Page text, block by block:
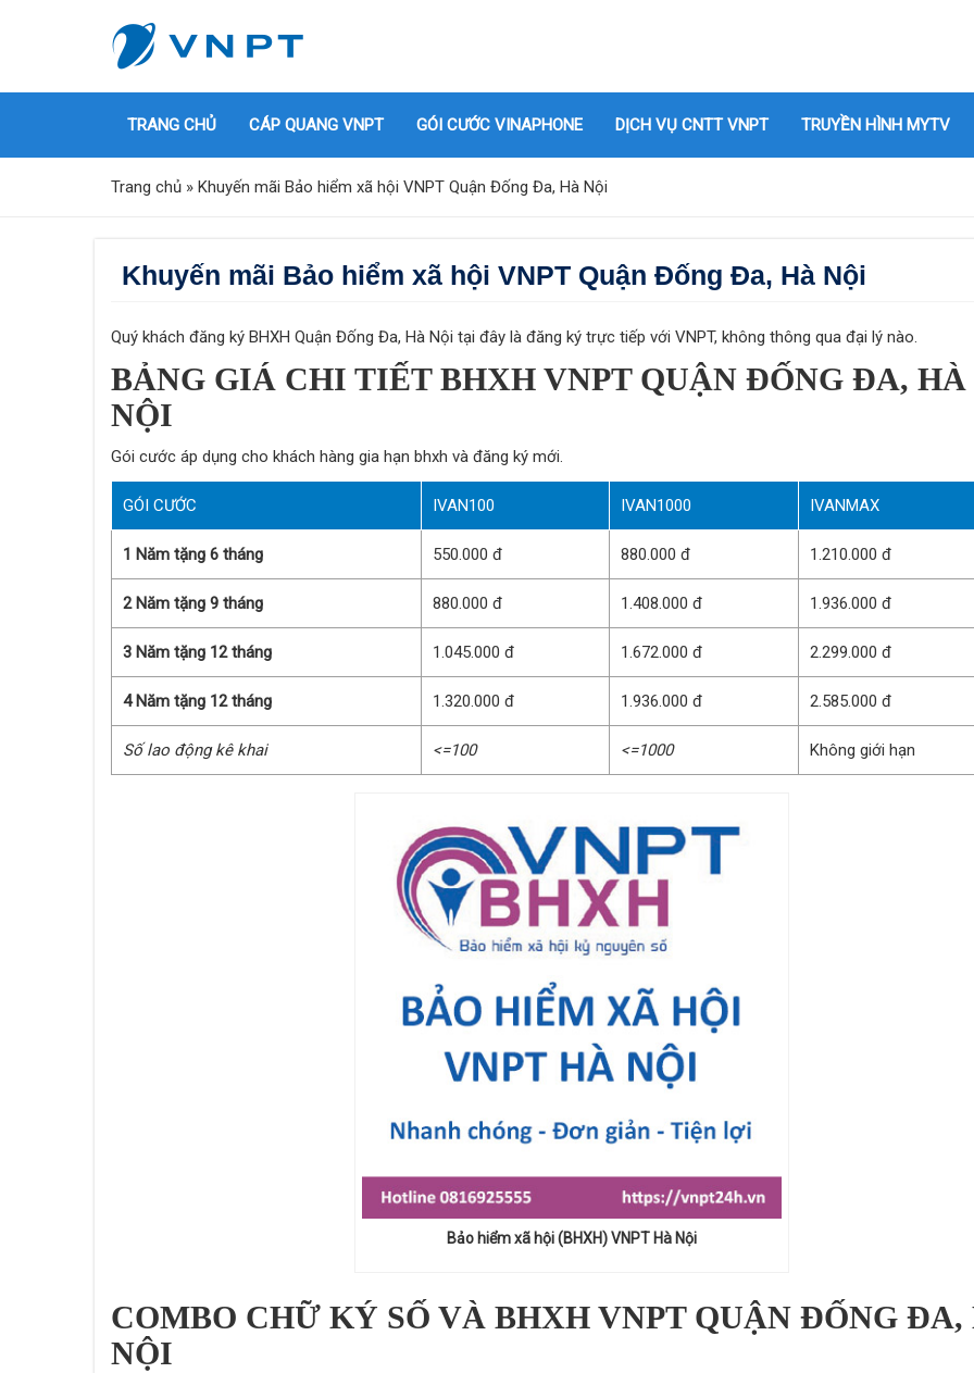
TRANG CHỦ CÁP QUANG VNPT GÓI CƯỚC VINAPHONE DỊCH VỤ CNTT VNPT TRUYỀN HÌNH MYTV
Trang chủ » Khuyến mãi Bảo hiểm xã hội VNPT Quận Đống Đa, Hà Nội
Khuyến mãi Bảo hiểm xã hội VNPT Quận Đống Đa, Hà Nội
Quý khách đăng ký BHXH Quận Đống Đa, Hà Nội tại đây là đăng ký trực tiếp với VNPT, không thông qua đại lý nào.
BẢNG GIÁ CHI TIẾT BHXH VNPT QUẬN ĐỐNG ĐA, HÀ
NỘI
Gói cước áp dụng cho khách hàng gia hạn bhxh và đăng ký mới.
GÓI CƯỚC IVAN100 IVAN1000 IVANMAX
1 Năm tặng 6 tháng 550.000 đ 880.000 đ 1.210.000 đ
2 Năm tặng 9 tháng 880.000 đ 1.408.000 đ 1.936.000 đ
3 Năm tặng 12 tháng 1.045.000 đ 1.672.000 đ 2.299.000 đ
4 Năm tặng 12 tháng 1.320.000 đ 1.936.000 đ 2.585.000 đ
Số lao động kê khai <=100 <=1000 Không giới hạn
Bảo hiểm xã hội (BHXH) VNPT Hà Nội
COMBO CHỮ KÝ SỐ VÀ BHXH VNPT QUẬN ĐỐNG ĐA,
NỘI